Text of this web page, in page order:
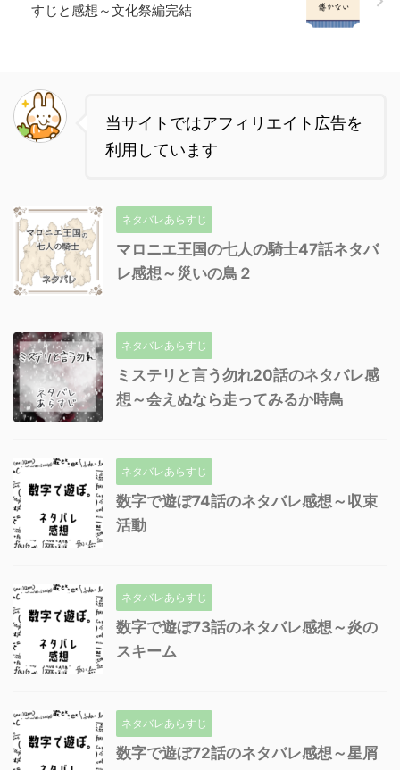
すじと感想～文化祭編完結
当サイトではアフィリエイト広告を
利用しています
ネタバレあらすじ
マロニエ王国の七人の騎士47話ネタバ
レ感想～災いの鳥２
ネタバレあらすじ
ミステリと言う勿れ20話のネタバレ感
想～会えぬなら走ってみるか時鳥
ネタバレあらすじ
数字で遊ぼ74話のネタバレ感想～収束
活動
ネタバレあらすじ
数字で遊ぼ73話のネタバレ感想～炎の
スキーム
ネタバレあらすじ
数字で遊ぼ72話のネタバレ感想～星屑